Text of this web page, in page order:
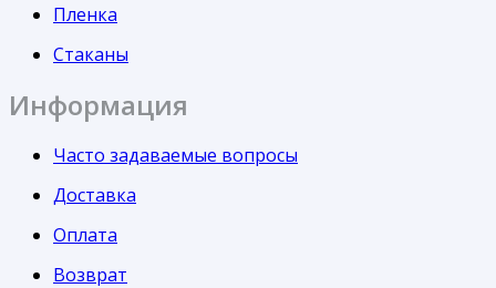
Пленка
Стаканы
Информация
Часто задаваемые вопросы
Доставка
Оплата
Возврат